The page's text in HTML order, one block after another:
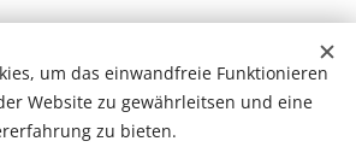
um das einwandfreie Funktionieren
Website zu gewährleitsen und eine
zu bieten.